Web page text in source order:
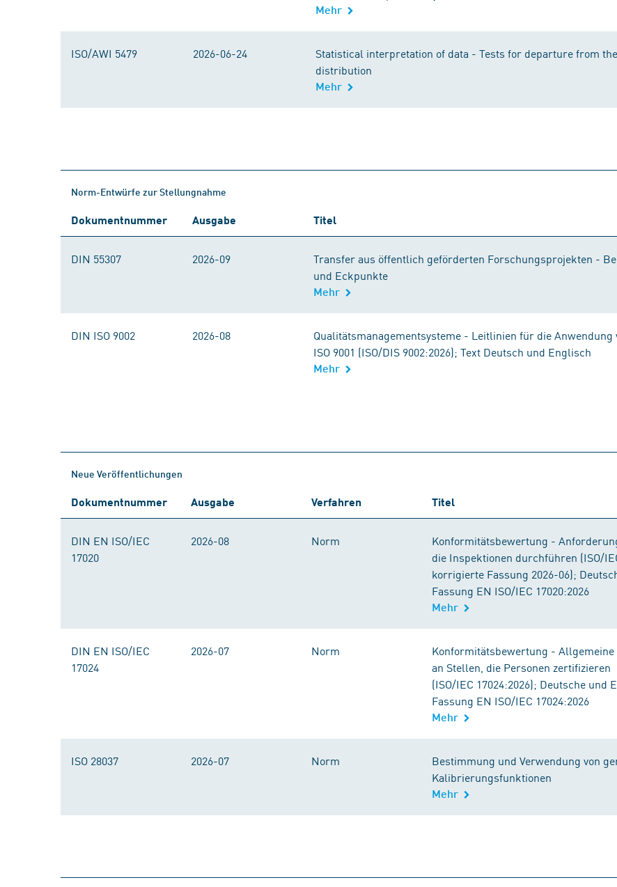
Mehr
ISO/AWI 5479 2026-06-24
Statistical interpretation of data - Tests for departure from
distribution
Mehr
Norm-Entwürfe zur Stellungnahme
Dokumentnummer Ausgabe Titel
DIN 55307 2026-09
Transfer aus öffentlich geförderten Forschungsprojekten -
und Eckpunkte
Mehr
DIN ISO 9002 2026-08
Qualitätsmanagementsysteme - Leitlinien für die Anwendung
ISO 9001 (ISO/DIS 9002:2026); Text Deutsch und Englisch
Mehr
Neue Veröffentlichungen
Dokumentnummer Ausgabe Verfahren Titel
DIN EN ISO/IEC
17020
2026-08 Norm
Konformitätsbewertung -
die Inspektionen durchführen (ISO/
korrigierte Fassung 2026-06);
Fassung EN ISO/IEC 17020:2026
Mehr
DIN EN ISO/IEC
17024
2026-07 Norm
Konformitätsbewertung -
an Stellen, die Personen zertifizieren
(ISO/IEC 17024:2026); Deutsche und
Fassung EN ISO/IEC 17024:2026
Mehr
ISO 28037 2026-07 Norm
Bestimmung und Verwendung von
Kalibrierungsfunktionen
Mehr